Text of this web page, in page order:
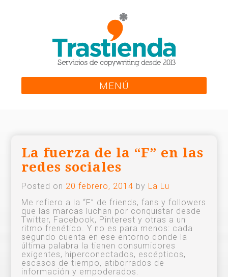
MENÚ
La fuerza de la “F” en las
redes sociales
Posted on 20 febrero, 2014 by La Lu
Me refiero a la “F” de friends, fans y followers
que las marcas luchan por conquistar desde
Twitter, Facebook, Pinterest y otras a un
ritmo frenético. Y no es para menos: cada
segundo cuenta en ese entorno donde la
última palabra la tienen consumidores
exigentes, hiperconectados, escépticos,
escasos de tiempo, atiborrados de
información y empoderados.